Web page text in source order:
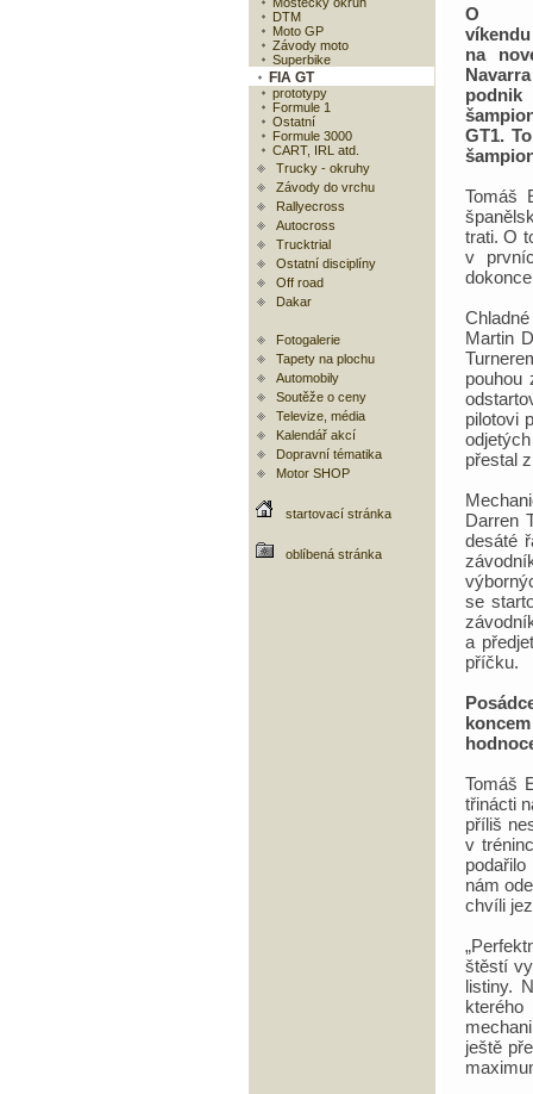
DTM
Moto GP
Závody moto
Superbike
FIA GT
prototypy
Formule 1
Ostatní
Formule 3000
CART, IRL atd.
Trucky - okruhy
Závody do vrchu
Rallyecross
Autocross
Trucktrial
Ostatní disciplíny
Off road
Dakar
Fotogalerie
Tapety na plochu
Automobily
Soutěže o ceny
Televize, média
Kalendář akcí
Dopravní tématika
Motor SHOP
startovací stránka
oblíbená stránka
O
na
podnik
GT1.
Tomáš
trati. O
v
Martin
pouhou
pilotovi
přestal
Darren
desáté
se
a
příčku.
Tomáš
třinácti
příliš
v
nám
chvíli
štěstí
listiny.
ještě